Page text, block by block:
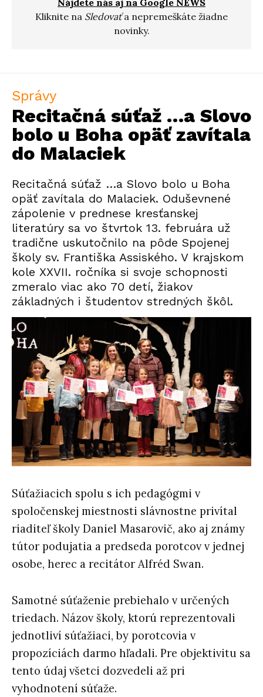
Nájdete nás aj na Google NEWS
Kliknite na Sledovaťa nepremeškáte žiadne
novinky.
Správy
Recitačná súťaž …a Slovo
bolo u Boha opäť zavítala
do Malaciek
Recitačná súťaž …a Slovo bolo u Boha
opäť zavítala do Malaciek. Oduševnené
zápolenie v prednese kresťanskej
literatúry sa vo štvrtok 13. februára už
tradične uskutočnilo na pôde Spojenej
školy sv. Františka Assiského. V krajskom
kole XXVII. ročníka si svoje schopnosti
zmeralo viac ako 70 detí, žiakov
základných i študentov stredných škôl.
Súťažiacich spolu s ich pedagógmi v
spoločenskej miestnosti slávnostne privítal
riaditeľ školy Daniel Masarovič, ako aj známy
tútor podujatia a predseda porotcov v jednej
osobe, herec a recitátor Alfréd Swan.
Samotné súťaženie prebiehalo v určených
triedach. Názov školy, ktorú reprezentovali
jednotliví súťažiaci, by porotcovia v
propozíciách darmo hľadali. Pre objektivitu sa
tento údaj všetci dozvedeli až pri
vyhodnotení súťaže.